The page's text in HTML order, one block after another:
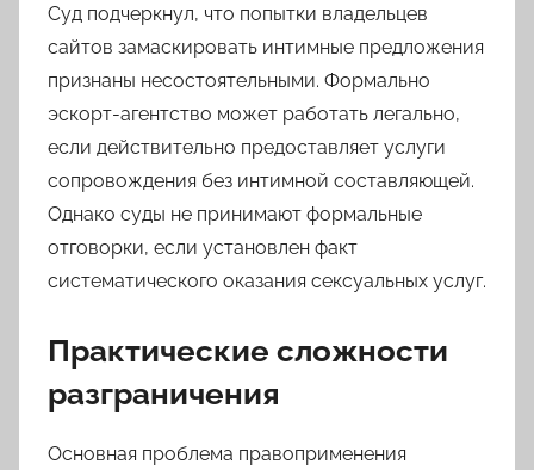
Суд подчеркнул, что попытки владельцев
сайтов замаскировать интимные предложения
признаны несостоятельными. Формально
эскорт-агентство может работать легально,
если действительно предоставляет услуги
сопровождения без интимной составляющей.
Однако суды не принимают формальные
отговорки, если установлен факт
систематического оказания сексуальных услуг.
Практические сложности
разграничения
Основная проблема правоприменения